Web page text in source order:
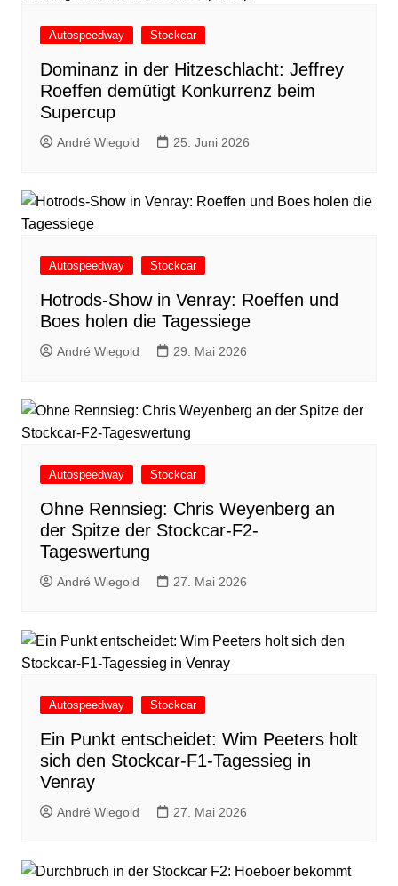
Autospeedway Stockcar
Dominanz in der Hitzeschlacht: Jeffrey
Roeffen demütigt Konkurrenz beim
Supercup
André Wiegold 25. Juni 2026
Autospeedway Stockcar
Hotrods-Show in Venray: Roeffen und
Boes holen die Tagessiege
André Wiegold 29. Mai 2026
Autospeedway Stockcar
Ohne Rennsieg: Chris Weyenberg an
der Spitze der Stockcar-F2-
Tageswertung
André Wiegold 27. Mai 2026
Autospeedway Stockcar
Ein Punkt entscheidet: Wim Peeters holt
sich den Stockcar-F1-Tagessieg in
Venray
André Wiegold 27. Mai 2026